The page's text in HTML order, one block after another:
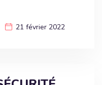
21 février 2022